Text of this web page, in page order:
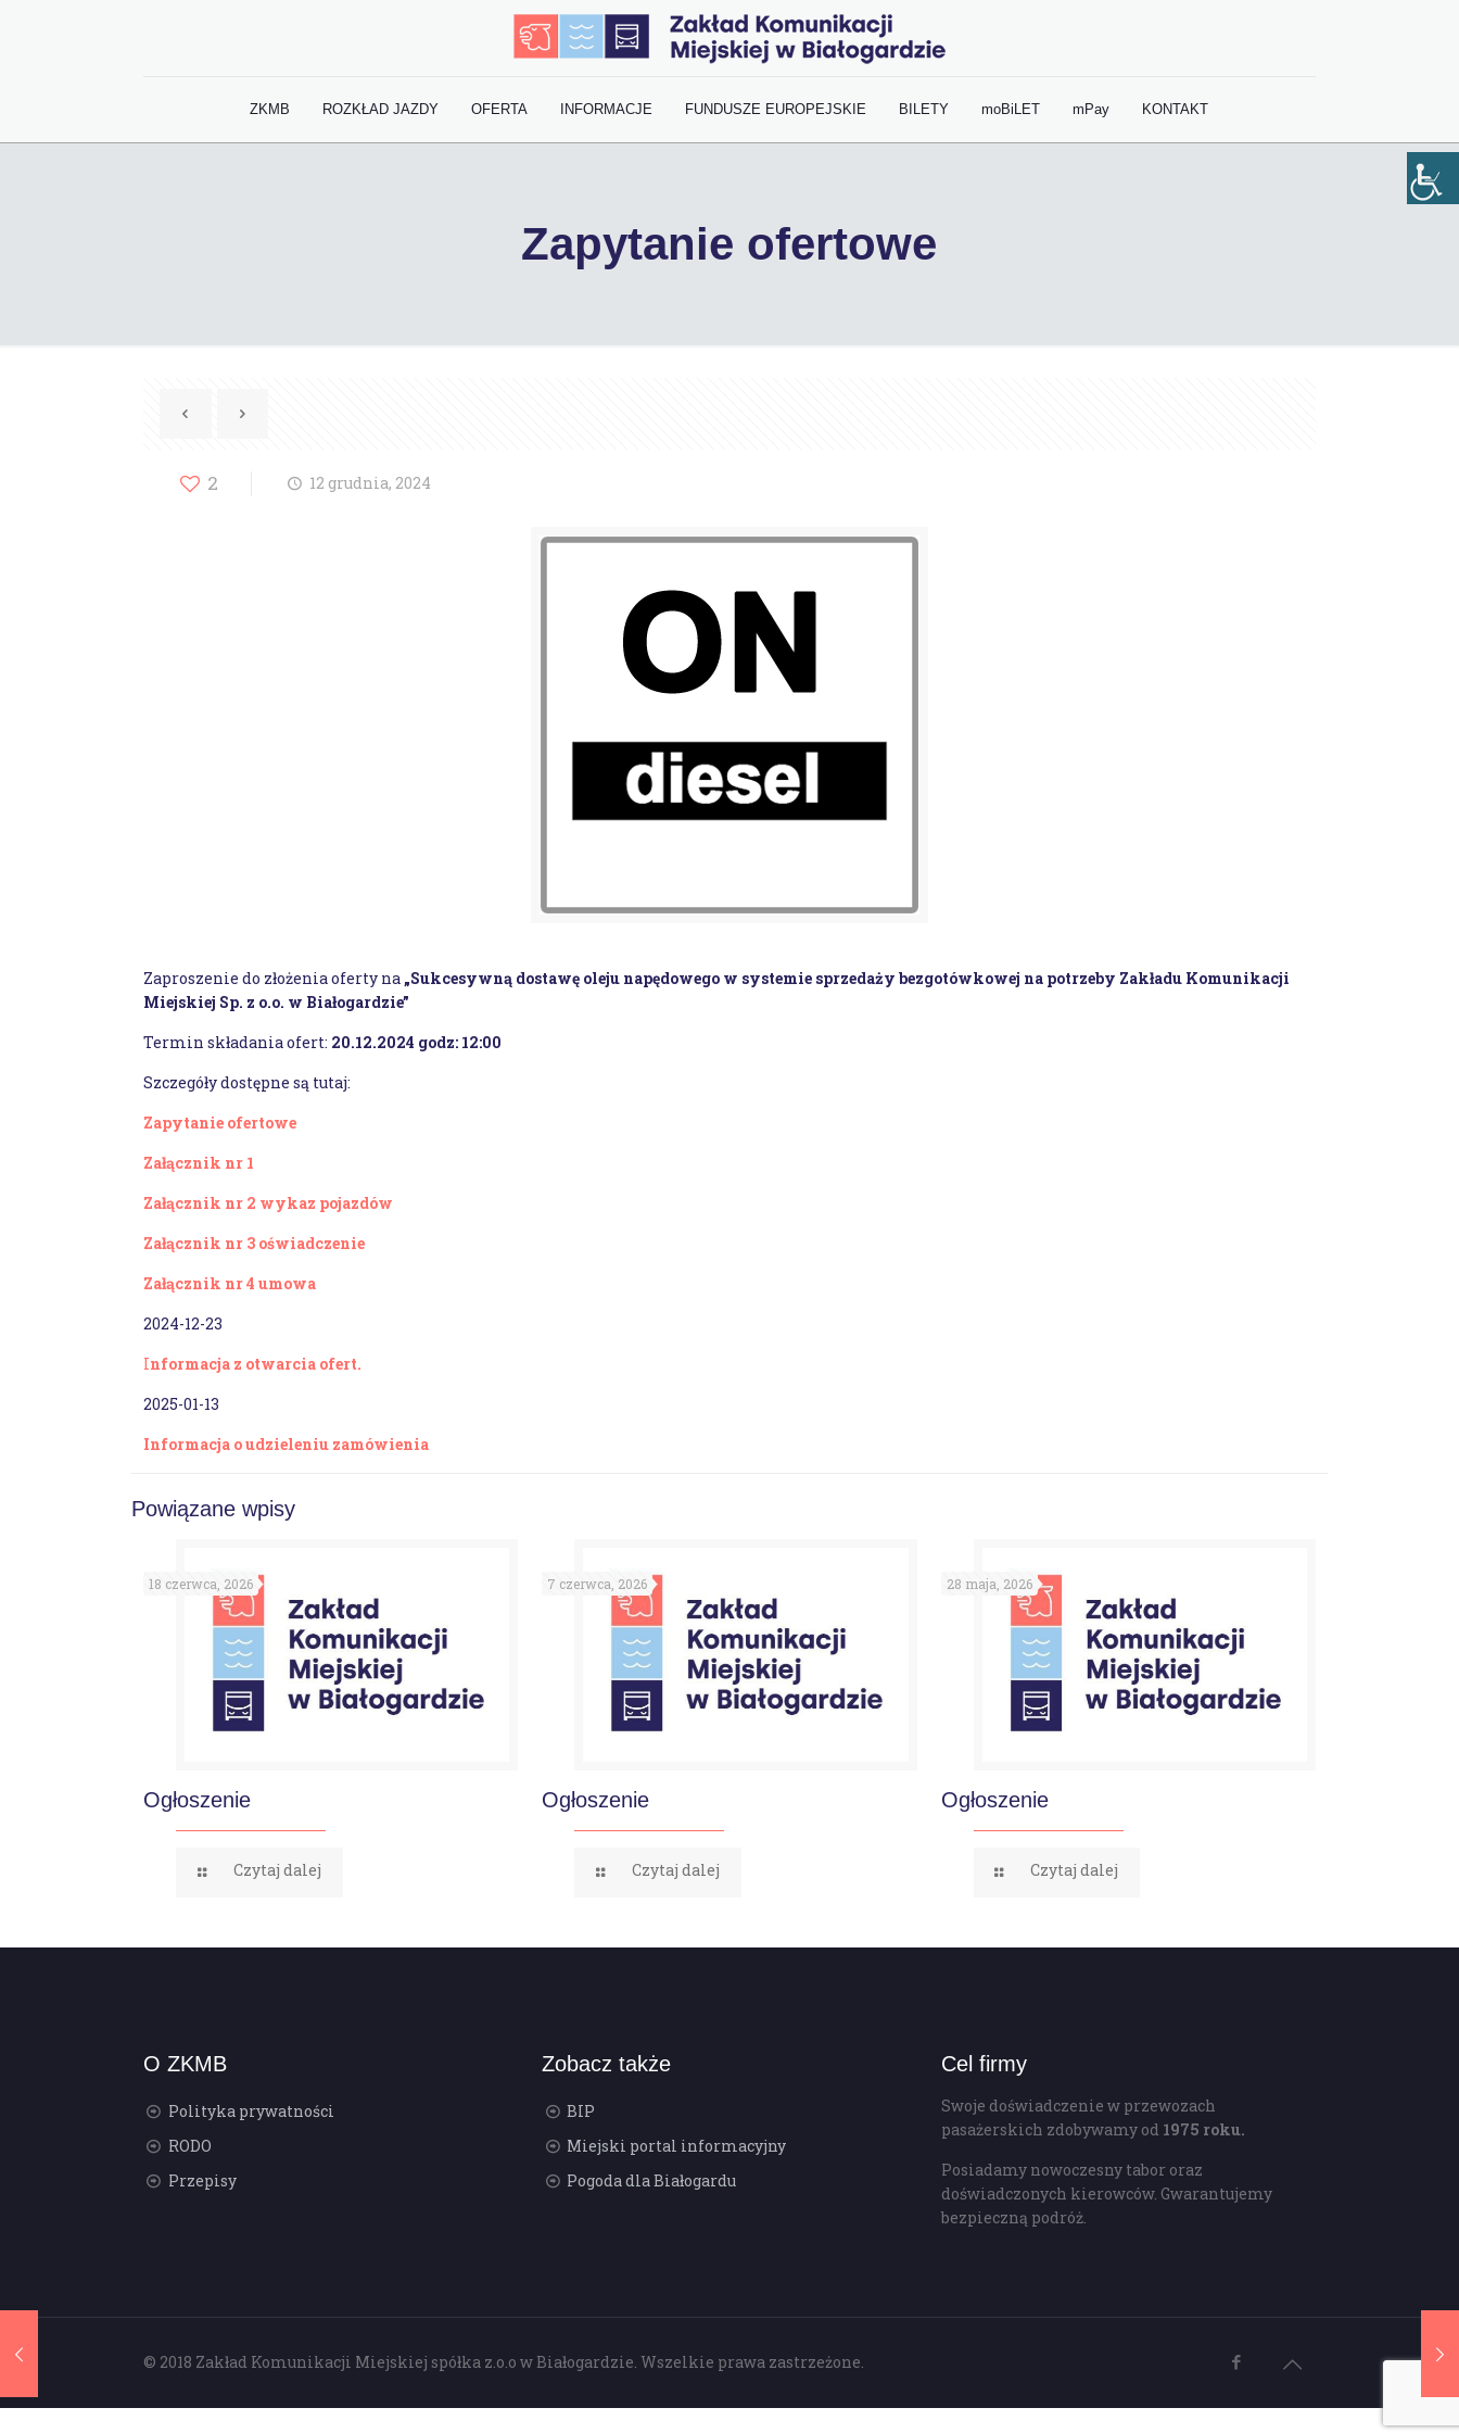
ZKMB ROZKŁAD JAZDY OFERTA INFORMACJE FUNDUSZE EUROPEJSKIE BILETY moBiLET mPay KONTAKT
Zapytanie ofertowe
2 12 grudnia, 2024
Zaproszenie do złożenia oferty na „Sukcesywną dostawę oleju napędowego w systemie sprzedaży bezgotówkowej na potrzeby Zakładu Komunikacji
Miejskiej Sp. z o.o. w Białogardzie”
Termin składania ofert: 20.12.2024 godz: 12:00
Szczegóły dostępne są tutaj:
Zapytanie ofertowe
Załącznik nr 1
Załącznik nr 2 wykaz pojazdów
Załącznik nr 3 oświadczenie
Załącznik nr 4 umowa
2024-12-23
Informacja z otwarcia ofert.
2025-01-13
Informacja o udzieleniu zamówienia
Powiązane wpisy
18 czerwca, 2026
Ogłoszenie
Czytaj dalej
7 czerwca, 2026
Ogłoszenie
Czytaj dalej
28 maja, 2026
Ogłoszenie
Czytaj dalej
O ZKMB
Polityka prywatności
RODO
Przepisy
Zobacz także
BIP
Miejski portal informacyjny
Pogoda dla Białogardu
Cel firmy
Swoje doświadczenie w przewozach
pasażerskich zdobywamy od 1975 roku.
Posiadamy nowoczesny tabor oraz
doświadczonych kierowców. Gwarantujemy
bezpieczną podróż.
© 2018 Zakład Komunikacji Miejskiej spółka z.o.o w Białogardzie. Wszelkie prawa zastrzeżone.